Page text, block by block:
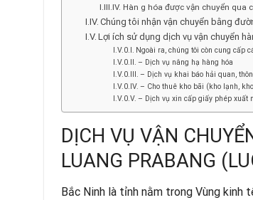
Hàn g hóa được vận chuyển qua
Chúng tôi nhận vận chuyển bằng
Lợi ích sử dụng dịch vụ vận chuyển
Ngoài ra, chúng tôi còn cung cấp
– Dịch vụ nâng hạ hàng hóa
– Dịch vụ khai báo hải quan,
– Cho thuê kho bãi (kho lạnh,
– Dịch vụ xin cấp giấy phép xuất
DỊCH VỤ VẬN
LUANG PRABANG
Bắc Ninh là tỉnh nằm trong Vùng kinh